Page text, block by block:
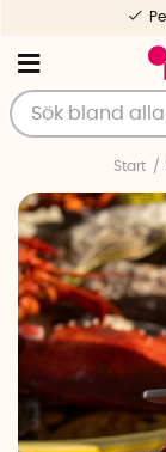
Start